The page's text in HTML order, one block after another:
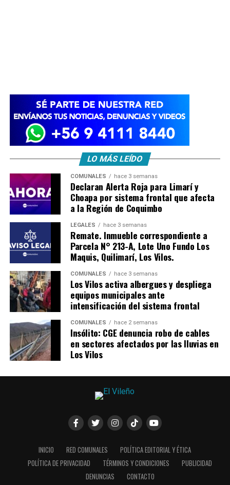
LO MÁS LEÍDO
COMUNALES hace 3 semanas
Declaran Alerta Roja para Limarí y
Choapa por sistema frontal que afecta
a la Región de Coquimbo
LEGALES hace 3 semanas
Remate. Inmueble correspondiente a
Parcela N° 213-A, Lote Uno Fundo Los
Maquis, Quilimarí, Los Vilos.
COMUNALES hace 3 semanas
Los Vilos activa albergues y despliega
equipos municipales ante
intensificación del sistema frontal
COMUNALES hace 2 semanas
Insólito: CGE denuncia robo de cables
en sectores afectados por las lluvias en
Los Vilos
INICIO RED COMUNALES
POLÍTICA EDITORIAL Y ÉTICA
POLÍTICA DE PRIVACIDAD
TÉRMINOS Y CONDICIONES
PUBLICIDAD
DENUNCIAS
CONTACTO